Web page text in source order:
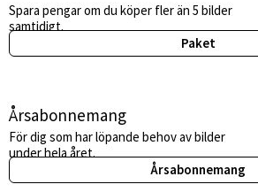
Spara pengar om du köper fler än 5 bilder
samtidigt.
Paket
Årsabonnemang
För dig som har löpande behov av bilder
under hela året.
Årsabonnemang